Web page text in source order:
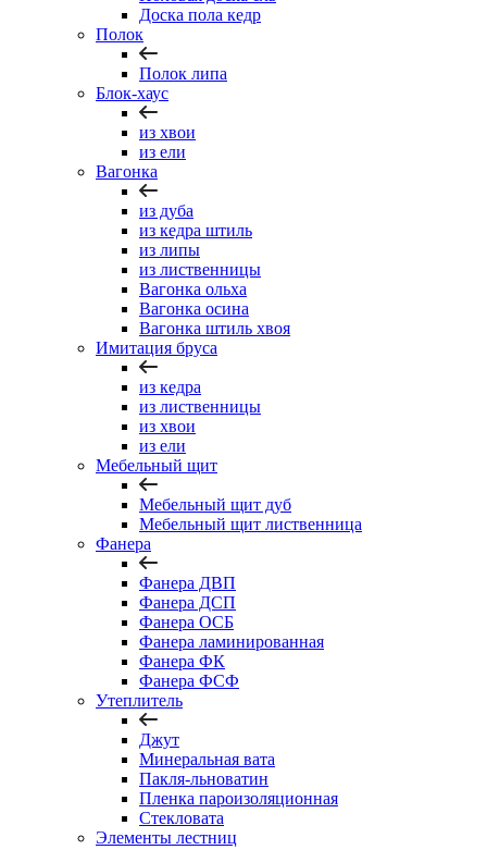
Доска пола кедр
Полок
Полок липа
Блок-хаус
из хвои
из ели
Вагонка
из дуба
из кедра штиль
из липы
из лиственницы
Вагонка ольха
Вагонка осина
Вагонка штиль хвоя
Имитация бруса
из кедра
из лиственницы
из хвои
из ели
Мебельный щит
Мебельный щит дуб
Мебельный щит лиственница
Фанера
Фанера ДВП
Фанера ДСП
Фанера ОСБ
Фанера ламинированная
Фанера ФК
Фанера ФСФ
Утеплитель
Джут
Минеральная вата
Пакля-льноватин
Пленка пароизоляционная
Стекловата
Элементы лестниц